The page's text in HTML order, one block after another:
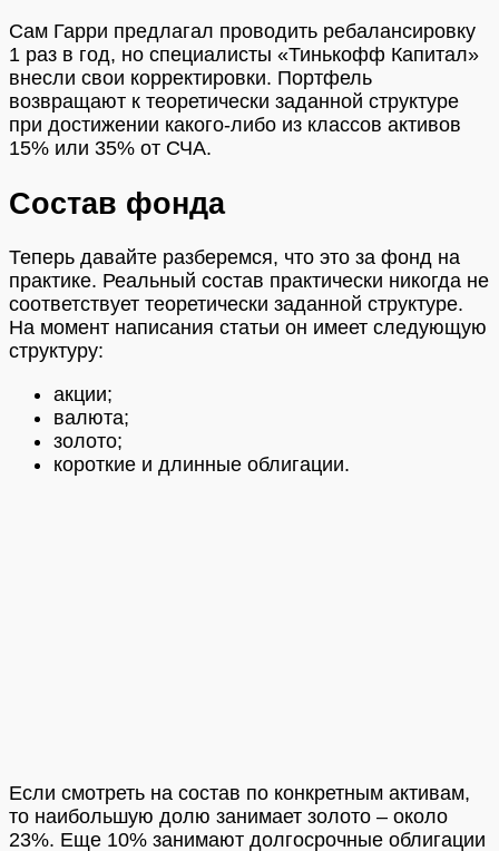
Сам Гарри предлагал проводить ребалансировку
1 раз в год, но специалисты «Тинькофф Капитал»
внесли свои корректировки. Портфель
возвращают к теоретически заданной структуре
при достижении какого-либо из классов активов
15% или 35% от СЧА.
Состав фонда
Теперь давайте разберемся, что это за фонд на
практике. Реальный состав практически никогда не
соответствует теоретически заданной структуре.
На момент написания статьи он имеет следующую
структуру:
акции;
валюта;
золото;
короткие и длинные облигации.
Если смотреть на состав по конкретным активам,
то наибольшую долю занимает золото – около
23%. Еще 10% занимают долгосрочные облигации